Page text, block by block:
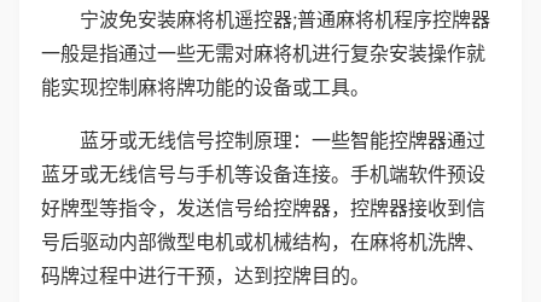
宁波免安装麻将机遥控器;普通麻将机程序控牌器
一般是指通过一些无需对麻将机进行复杂安装操作就
能实现控制麻将牌功能的设备或工具。
蓝牙或无线信号控制原理：一些智能控牌器通过
蓝牙或无线信号与手机等设备连接。手机端软件预设
好牌型等指令，发送信号给控牌器，控牌器接收到信
号后驱动内部微型电机或机械结构，在麻将机洗牌、
码牌过程中进行干预，达到控牌目的。